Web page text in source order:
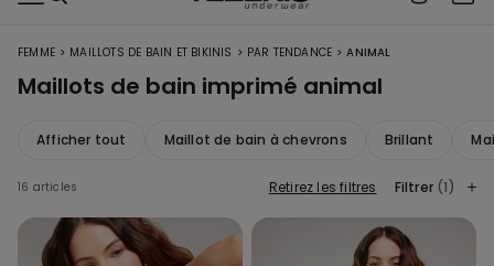
FEMME > MAILLOTS DE BAIN ET BIKINIS > PAR TENDANCE > ANIMAL
Maillots de bain imprimé animal
Afficher tout Maillot de bain à chevrons Brillant
16 articles Retirez les filtres Filtrer (1)